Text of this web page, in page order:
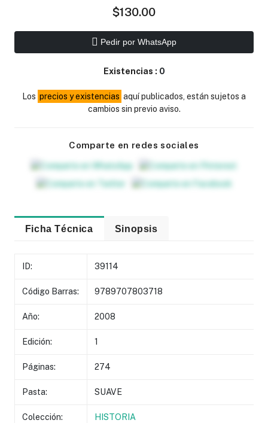
$130.00
Pedir por WhatsApp
Existencias : 0
Los precios y existencias aquí publicados, están sujetos a
cambios sin previo aviso.
Comparte en redes sociales
Ficha Técnica Sinopsis
ID: 39114
Código Barras: 9789707803718
Año: 2008
Edición: 1
Páginas: 274
Pasta: SUAVE
Colección: HISTORIA